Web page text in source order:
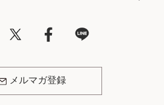
メルマガ登録